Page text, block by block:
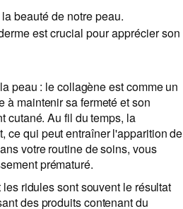
beauté de notre peau.
est crucial pour apprécier son
peau : le collagène est comme un
à maintenir sa fermeté et son
cutané. Au fil du temps, la
ce qui peut entraîner l'apparition de
votre routine de soins, vous
prématuré.
ridules sont souvent le résultat
des produits contenant du